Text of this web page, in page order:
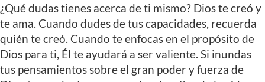
¿Qué dudas tienes acerca de ti mismo? Dios te creó y
te ama. Cuando dudes de tus capacidades, recuerda
quién te creó. Cuando te enfocas en el propósito de
Dios para ti, Él te ayudará a ser valiente. Si inundas
tus pensamientos sobre el gran poder y fuerza de